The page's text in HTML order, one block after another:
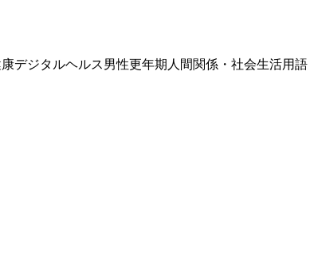
デジタルヘルス男性更年期 人間関係・社会生活用語